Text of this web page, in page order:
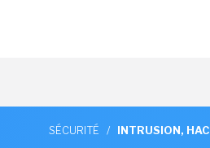
SÉCURITÉ / INTRUSION,